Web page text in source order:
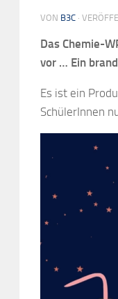
VON B3C ·
Das Chemie-
vor … Ein
Es ist ein
SchülerInnen
Player